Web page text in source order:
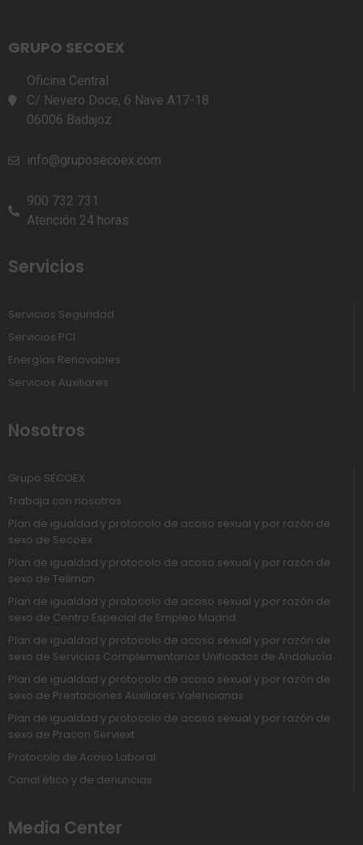
GRUPO SECOEX
Oficina Central
C/ Nevero Doce, 6 Nave A17-18
06006 Badajoz
info@gruposecoex.com
900 732 731
Atención 24 horas
Servicios
Servicios Seguridad
Servicios PCI
Energías Renovables
Servicios Auxiliares
Nosotros
Grupo SECOEX
Trabaja con nosotros
Plan de igualdad y protocolo de acoso sexual y por razón de
sexo de Secoex
Plan de igualdad y protocolo de acoso sexual y por razón de
sexo de Teliman
Plan de igualdad y protocolo de acoso sexual y por razón de
sexo de Centro Especial de Empleo Madrid
Plan de igualdad y protocolo de acoso sexual y por razón de
sexo de Servicios Complementarios Unificados de Andalucía
Plan de igualdad y protocolo de acoso sexual y por razón de
sexo de Prestaciones Auxiliares Valencianas
Plan de igualdad y protocolo de acoso sexual y por razón de
sexo de Pracon Serviext
Protocolo de Acoso Laboral
Canal ético y de denuncias
Media Center